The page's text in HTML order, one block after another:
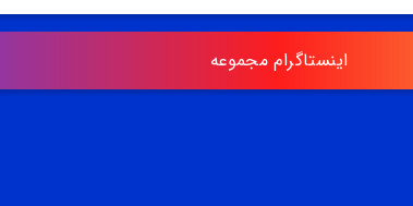
اینستاگرام مجموعه